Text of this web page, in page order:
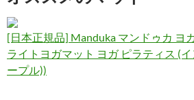
[日本正規品] Manduka マンドゥカ ヨ
ライトヨガマット ヨガ ピラティス (
ープル))